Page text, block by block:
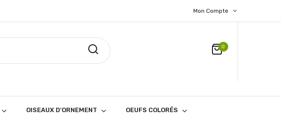
Mon Compte
0
OISEAUX D'ORNEMENT OEUFS COLORÉS